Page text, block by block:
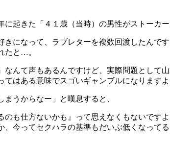
起きた「４１歳（当時）の男性がストーカ
きになって、ラブレターを複数回渡したん
たと…。
んて声もあるんですけど、実際問題とし
はある意味でスゴいギャンブルになりますよ
うからなー」と嘆息すると、
のも仕方ないかも』って思えなくもないで
今ってセクハラの基準もだいぶ低くなって